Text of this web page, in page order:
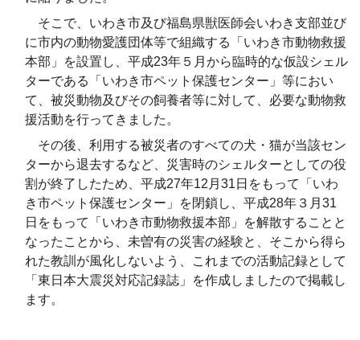
そこで、いわき市及び福島県獣医師会いわき支部並び
に市内の動物愛護団体等で組織する「いわき市動物救援
本部」を設置し、平成23年５月から臨時的な仮設シェル
ターである「いわき市ペット保護センター」等におい
て、被災動物及びその飼養者等に対して、必要な動物救
援活動を行ってきました。
その後、利用する被災者のすべての犬・猫が当該セン
ターから退去するなど、災害時のシェルターとしての役
割が終了したため、平成27年12月31日をもって「いわ
き市ペット保護センター」を閉鎖し、平成28年３月31
日をもって「いわき市動物救援本部」を解散することと
なったことから、未曽有の災害の経験と、そこから得ら
れた教訓が風化しないよう、これまでの活動記録として
「東日本大震災対応記録誌」を作成しましたので掲載し
ます。